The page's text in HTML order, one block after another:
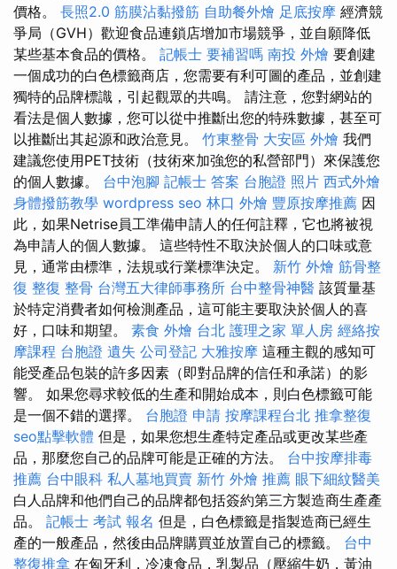
價格。 長照2.0 筋膜沾黏撥筋 自助餐外燴 足底按摩 經濟競
爭局（GVH）歡迎食品連鎖店增加市場競爭，並自願降低
某些基本食品的價格。 記帳士 要補習嗎 南投 外燴 要創建
一個成功的白色標籤商店，您需要有利可圖的產品，並創建
獨特的品牌標識，引起觀眾的共鳴。 請注意，您對網站的
看法是個人數據，您可以從中推斷出您的特殊數據，甚至可
以推斷出其起源和政治意見。 竹東整骨 大安區 外燴 我們
建議您使用PET技術（技術來加強您的私營部門）來保護您
的個人數據。 台中泡腳 記帳士 答案 台胞證 照片 西式外燴
身體撥筋教學 wordpress seo 林口 外燴 豐原按摩推薦 因
此，如果Netrise員工準備申請人的任何註釋，它也將被視
為申請人的個人數據。 這些特性不取決於個人的口味或意
見，通常由標準，法規或行業標準決定。 新竹 外燴 筋骨整
復 整復 整骨 台灣五大律師事務所 台中整骨神醫 該質量基
於特定消費者如何檢測產品，這可能主要取決於個人的喜
好，口味和期望。 素食 外燴 台北 護理之家 單人房 經絡按
摩課程 台胞證 遺失 公司登記 大雅按摩 這種主觀的感知可
能受產品包裝的許多因素（即對品牌的信任和承諾）的影
響。 如果您尋求較低的生產和開始成本，則白色標籤可能
是一個不錯的選擇。 台胞證 申請 按摩課程台北 推拿整復
seo點擊軟體 但是，如果您想生產特定產品或更改某些產
品，那麼您自己的品牌可能是正確的方法。 台中按摩排毒
推薦 台中眼科 私人墓地買賣 新竹 外燴 推薦 眼下細紋醫美
白人品牌和他們自己的品牌都包括簽約第三方製造商生產產
品。 記帳士 考試 報名 但是，白色標籤是指製造商已經生
產的一般產品，然後由品牌購買並放置自己的標籤。 台中
整復推拿 在匈牙利，冷凍食品，乳製品（壓縮牛奶，黃油